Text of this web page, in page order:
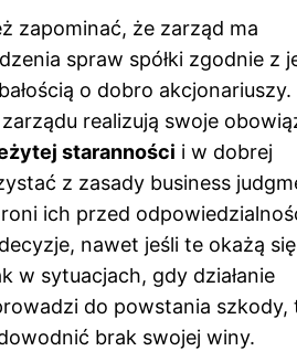
zapominać, że zarząd ma
spraw spółki zgodnie z
o dobro akcjonariuszy.
realizują swoje
staranności i w dobrej
z zasady business
ich przed
nawet jeśli te okażą się
w sytuacjach, gdy działanie
do powstania szkody,
brak swojej winy.